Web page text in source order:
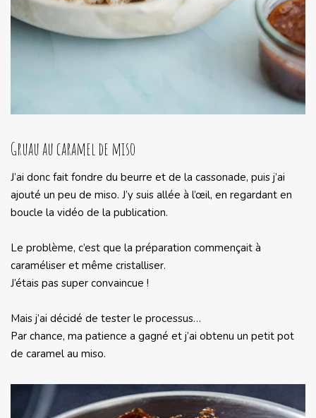
Gruau au caramel de miso
J’ai donc fait fondre du beurre et de la cassonade, puis j’ai
ajouté un peu de miso. J’y suis allée à l’œil, en regardant en
boucle la vidéo de la publication.
Le problème, c’est que la préparation commençait à
caraméliser et même cristalliser.
J’étais pas super convaincue !
Mais j’ai décidé de tester le processus…
Par chance, ma patience a gagné et j’ai obtenu un petit pot
de caramel au miso.